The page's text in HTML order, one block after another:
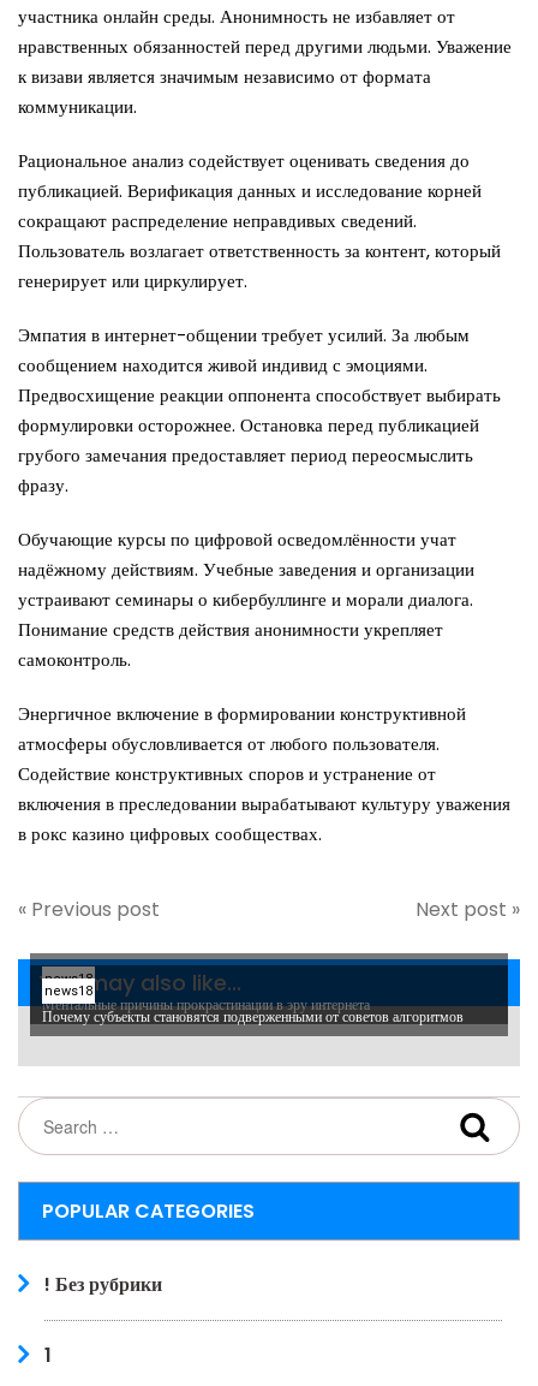
участника онлайн среды. Анонимность не избавляет от
нравственных обязанностей перед другими людьми. Уважение
к визави является значимым независимо от формата
коммуникации.
Рациональное анализ содействует оценивать сведения до
публикацией. Верификация данных и исследование корней
сокращают распределение неправдивых сведений.
Пользователь возлагает ответственность за контент, который
генерирует или циркулирует.
Эмпатия в интернет-общении требует усилий. За любым
сообщением находится живой индивид с эмоциями.
Предвосхищение реакции оппонента способствует выбирать
формулировки осторожнее. Остановка перед публикацией
грубого замечания предоставляет период переосмыслить
фразу.
Обучающие курсы по цифровой осведомлённости учат
надёжному действиям. Учебные заведения и организации
устраивают семинары о кибербуллинге и морали диалога.
Понимание средств действия анонимности укрепляет
самоконтроль.
Энергичное включение в формировании конструктивной
атмосферы обусловливается от любого пользователя.
Содействие конструктивных споров и устранение от
включения в преследовании вырабатывают культуру уважения
в рокс казино цифровых сообществах.
« Previous post Next post »
You may also like...
news18
Ментальные причины прокрастинации в эру интернета
news18
Почему субъекты становятся подверженными от советов алгоритмов
POPULAR CATEGORIES
! Без рубрики
1